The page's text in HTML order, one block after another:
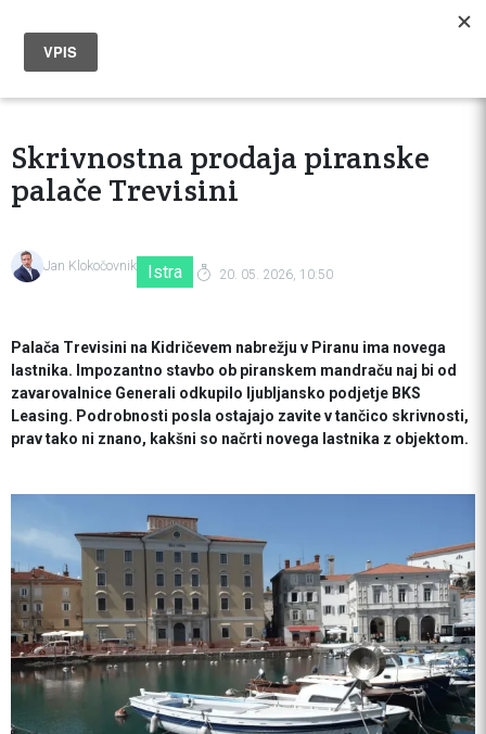
Skrivnostna prodaja piranske
palače Trevisini
Jan Klokočovnik Istra 20. 05. 2026, 10:50
Palača Trevisini na Kidričevem nabrežju v Piranu ima novega
lastnika. Impozantno stavbo ob piranskem mandraču naj bi od
zavarovalnice Generali odkupilo ljubljansko podjetje BKS
Leasing. Podrobnosti posla ostajajo zavite v tančico skrivnosti,
prav tako ni znano, kakšni so načrti novega lastnika z objektom.